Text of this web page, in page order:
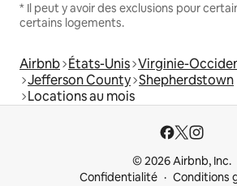
* Il peut y avoir des exclusions pour
certains logements.
Airbnb États-Unis Virginie-
Jefferson County Shepherdstown
Locations au mois
© 2026 Airbnb, Inc.
Confidentialité
Conditions